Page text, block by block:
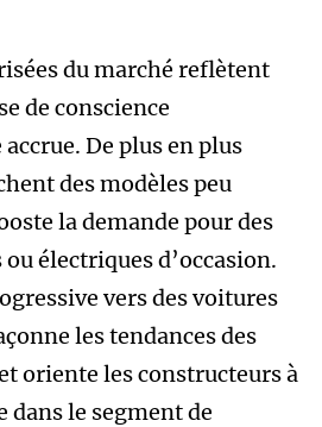
du marché reflètent
de conscience
De plus en plus
des modèles peu
la demande pour des
électriques d’occasion.
vers des voitures
les tendances des
oriente les constructeurs à
le segment de